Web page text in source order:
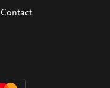
Contact